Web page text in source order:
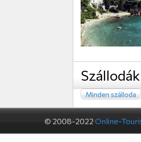
Szállodák
Minden szálloda
© 2008-2022 Online-